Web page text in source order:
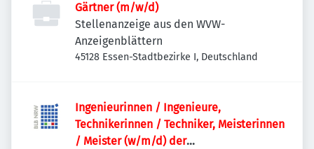
Gärtner (m/w/d)
Stellenanzeige aus den WVW-
Anzeigenblättern
45128 Essen-Stadtbezirke I, Deutschland
Ingenieurinnen / Ingenieure,
Technikerinnen / Techniker, Meisterinnen
/ Meister (w/m/d) der